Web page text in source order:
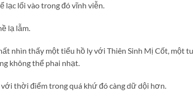
lạc lối vào trong đó vĩnh viễn.
lạ lẫm.
nhìn thấy một tiểu hồ ly với Thiên Sinh Mị Cốt, một
không thể phai nhạt.
thời điểm trong quá khứ đó càng dữ dội hơn.